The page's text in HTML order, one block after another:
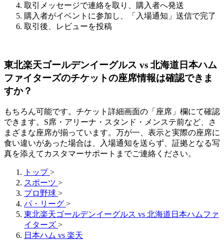
取引メッセージで連絡を取り、購入者へ発送
購入者がイベントに参加し、「入場通知」送信で完了
取引後、レビューを投稿
東北楽天ゴールデンイーグルス vs 北海道日本ハム
ファイターズのチケットの座席情報は確認できま
すか？
もちろん可能です。チケット詳細画面の「座席」欄にて確認
できます。S席・アリーナ・スタンド・メンステ前など、さ
まざまな座席が揃っています。万が一、表示と実際の座席に
食い違いがあった場合は、入場通知を送らず、証拠となる写
真を添えてカスタマーサポートまでご連絡ください。
トップ >
スポーツ >
プロ野球 >
パ・リーグ >
東北楽天ゴールデンイーグルス vs 北海道日本ハムファ
イターズ >
日本ハム vs 楽天